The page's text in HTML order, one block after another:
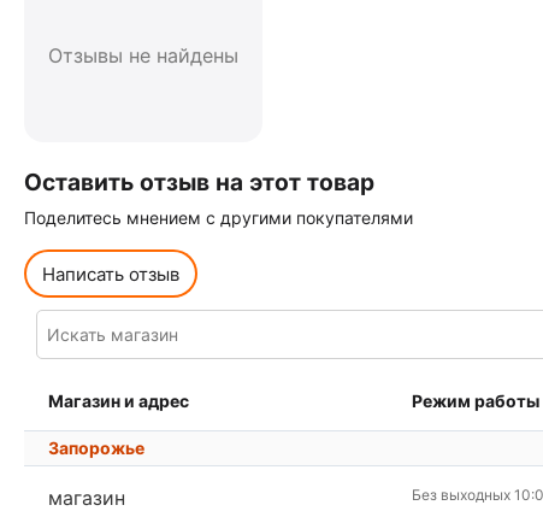
Отзывы не найдены
Оставить отзыв на этот товар
Поделитесь мнением с другими покупателями
Написать отзыв
Магазин и адрес Режим работы
Запорожье
магазин Без выходных